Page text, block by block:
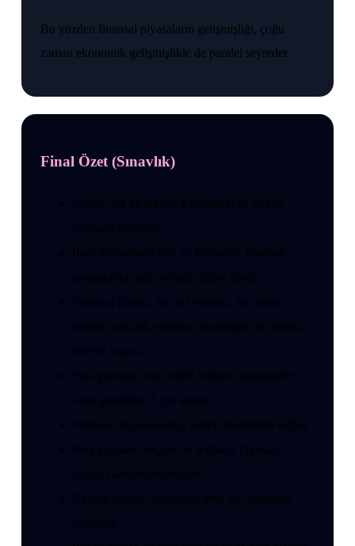
Bu yüzden finansal piyasaların gelişmişliği, çoğu
zaman ekonomik gelişmişlikle de paralel seyreder.
Final Özet (Sınavlık)